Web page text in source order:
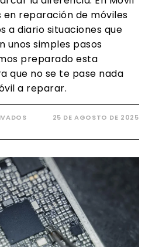
en reparación de móviles
a diario situaciones que
unos simples pasos
preparado esta
que no se te pase nada
a reparar.
25 DE AGOSTO DE 2025